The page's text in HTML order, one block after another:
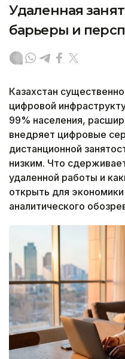
Удаленная
барьеры и
Казахстан
цифровой
99% населения,
внедряет цифровые
дистанционной
низким. Что
удаленной работы и
открыть для
аналитического